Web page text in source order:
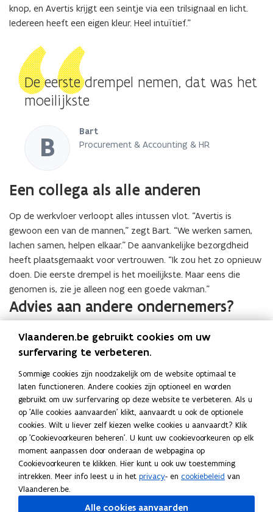
knop, en Avertis krijgt een seintje via een trilsignaal en licht.
Iedereen heeft een eigen kleur. Heel intuïtief.”
De eerste drempel nemen, dat was het
moeilijkste
B Bart
Procurement & Accounting & HR
Een collega als alle anderen
Op de werkvloer verloopt alles intussen vlot. “Avertis is
gewoon een van de mannen,” zegt Bart. “We werken samen,
lachen samen, helpen elkaar.” De aanvankelijke bezorgdheid
heeft plaatsgemaakt voor vertrouwen. “Ik zou het zo opnieuw
doen. Die eerste drempel is het moeilijkste. Maar eens die
genomen is, zie je alleen nog een goede vakman.”
Advies aan andere ondernemers?
“Vraag je team of ze ervoor openstaan. Als daar draagvlak is,
moet je niet twijfelen. Mensen als Avertis verdienen net zoveel
als eender wie de kans om een job te doen, en hun eigen
centen te verdienen.”
Ook bouwen aan een sterkere
leercultuur?
MetVoorsprong in Werk voor iedereenkrijg je gratis
begeleiding om je organisatie klaar te maken voor een divers
team. Van praktische ondersteuning tot concrete oplossingen.
Maak de sprong opvoorsprongtrajecten.
Vlaanderen.be gebruikt cookies om uw
surfervaring te verbeteren.
Sommige cookies zijn noodzakelijk om de website optimaal te
laten functioneren. Andere cookies zijn optioneel en worden
gebruikt om uw surfervaring op deze website te verbeteren. Als u
op 'Alle cookies aanvaarden' klikt, aanvaardt u ook de optionele
cookies. Wilt u liever zelf kiezen welke cookies u aanvaardt? Klik
op 'Cookievoorkeuren beheren'. U kunt uw cookievoorkeuren op elk
moment aanpassen door onderaan de webpagina op
Cookievoorkeuren te klikken. Hier kunt u ook uw toestemming
intrekken. Meer info leest u in het privacy- en cookiebeleid van
Vlaanderen.be.
Alle cookies aanvaarden